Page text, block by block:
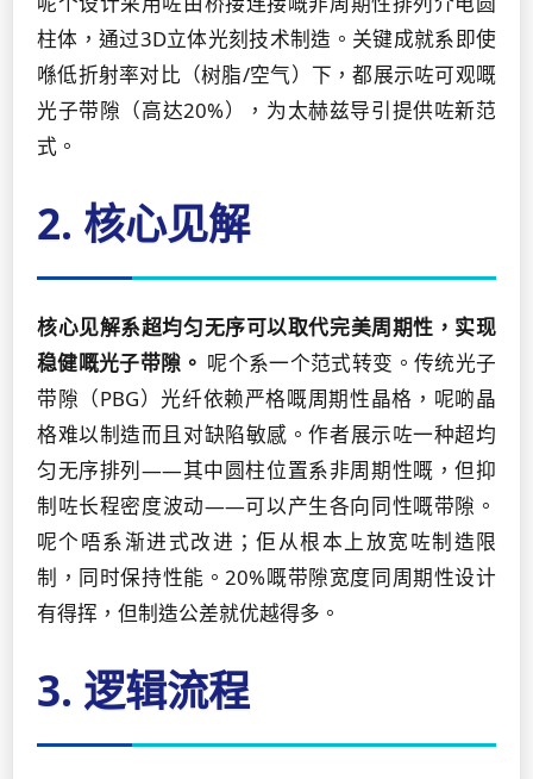
柱体，通过3D立体光刻技术制造。关键成就系即使
喺低折射率对比（树脂/空气）下，都展示咗可观嘅
光子带隙（高达20%），为太赫兹导引提供咗新范
式。
2. 核心见解
核心见解系超均匀无序可以取代完美周期性，实现
稳健嘅光子带隙。 呢个系一个范式转变。传统光子
带隙（PBG）光纤依赖严格嘅周期性晶格，呢啲晶
格难以制造而且对缺陷敏感。作者展示咗一种超均
匀无序排列——其中圆柱位置系非周期性嘅，但抑
制咗长程密度波动——可以产生各向同性嘅带隙。
呢个唔系渐进式改进；佢从根本上放宽咗制造限
制，同时保持性能。20%嘅带隙宽度同周期性设计
有得挥，但制造公差就优越得多。
3. 逻辑流程